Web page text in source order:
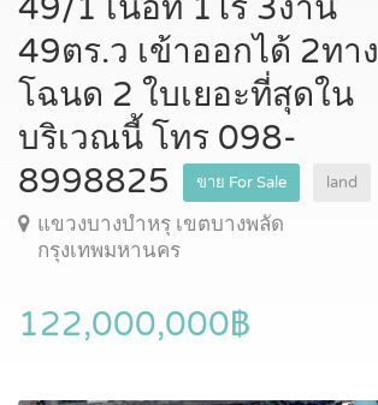
49/1 เนื้อที่ 1ไร่ 3งาน
49ตร.ว เข้าออกได้ 2ทาง
โฉนด 2 ใบเยอะที่สุดใน
บริเวณนี้ โทร 098-
8998825
ขาย For Sale land
แขวงบางบำหรุ เขตบางพลัด
กรุงเทพมหานคร
122,000,000฿